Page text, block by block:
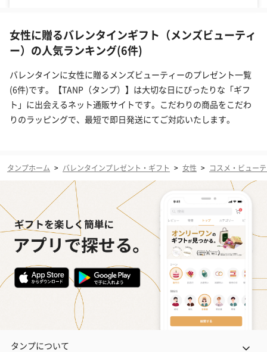
女性に贈るバレンタインギフト（メンズビューティ
ー）の人気ランキング(6件)
バレンタインに女性に贈るメンズビューティーのプレゼント一覧
(6件)です。【TANP（タンプ）】は大切な日にぴったりな「ギフ
ト」に出会えるネット通販サイトです。こだわりの商品をこだわ
りのラッピングで、最短で即日発送にてご対応いたします。
タンプホーム > バレンタインプレゼント・ギフト > 女性 > コスメ・ビュー
タンプについて